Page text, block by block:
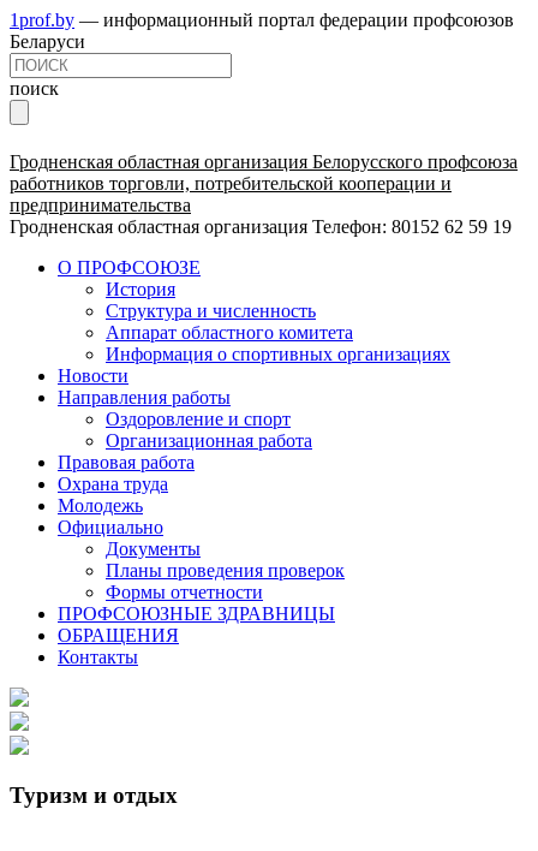
1prof.by — информационный портал федерации профсоюзов
Беларуси
поиск
Гродненская областная организация Белорусского профсоюза
работников торговли, потребительской кооперации и
предпринимательства
Гродненская областная организация Телефон: 80152 62 59 19
О ПРОФСОЮЗЕ
История
Структура и численность
Аппарат областного комитета
Информация о спортивных организациях
Новости
Направления работы
Оздоровление и спорт
Организационная работа
Правовая работа
Охрана труда
Молодежь
Официально
Документы
Планы проведения проверок
Формы отчетности
ПРОФСОЮЗНЫЕ ЗДРАВНИЦЫ
ОБРАЩЕНИЯ
Контакты
Туризм и отдых